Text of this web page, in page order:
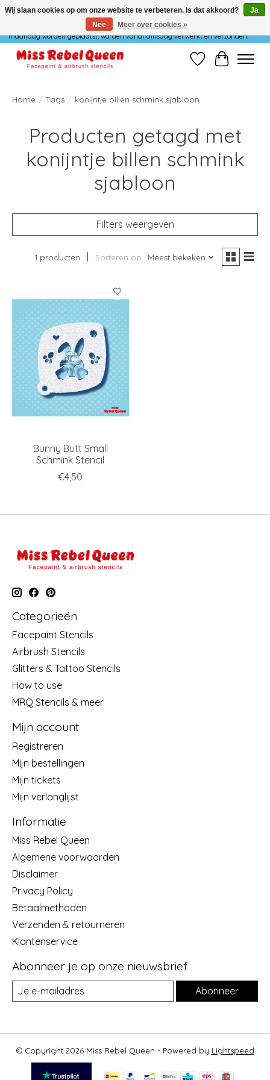
Wij verzenden niet op maandag. Bestellingen die in het weekend of op
maandag worden geplaatst, worden vanaf dinsdag verwerkt en verzonden.
Verlanglijst
Home / Tags / konijntje billen schmink sjabloon
Producten getagd met
konijntje billen schmink
sjabloon
Filters weergeven
1 producten Sorteren op Meest bekeken
Bunny Butt Small
Schmink Stencil
€4,50
Categorieën
Facepaint Stencils
Airbrush Stencils
Glitters & Tattoo Stencils
How to use
MRQ Stencils & meer
Mijn account
Registreren
Mijn bestellingen
Mijn tickets
Mijn verlanglijst
Informatie
Miss Rebel Queen
Algemene voorwaarden
Disclaimer
Privacy Policy
Betaalmethoden
Verzenden & retourneren
Klantenservice
Abonneer je op onze nieuwsbrief
Abonneer
© Copyright 2026 Miss Rebel Queen - Powered by Lightspeed
Wij slaan cookies op om onze website te verbeteren. Is dat akkoord?
Ja
Nee
Meer over cookies »